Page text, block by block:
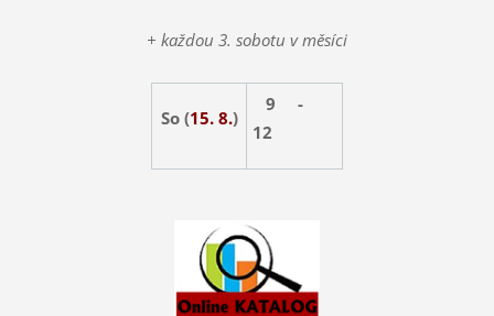
+ každou 3. sobotu v měsíci
So (15. 8.)
9 -
12